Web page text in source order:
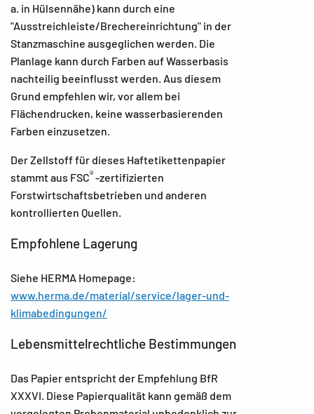
a. in Hülsennähe) kann durch eine
"Ausstreichleiste/Brechereinrichtung" in der
Stanzmaschine ausgeglichen werden. Die
Planlage kann durch Farben auf Wasserbasis
nachteilig beeinflusst werden. Aus diesem
Grund empfehlen wir, vor allem bei
Flächendrucken, keine wasserbasierenden
Farben einzusetzen.
Der Zellstoff für dieses Haftetikettenpapier
stammt aus FSC® -zertifizierten
Forstwirtschaftsbetrieben und anderen
kontrollierten Quellen.
Empfohlene Lagerung
Siehe HERMA Homepage:
www.herma.de/material/service/lager-und-
klimabedingungen/
Lebensmittelrechtliche Bestimmungen
Das Papier entspricht der Empfehlung BfR
XXXVI. Diese Papierqualität kann gemäß dem